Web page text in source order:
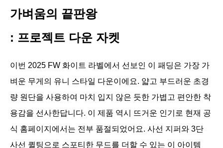
가벼움의 끝판왕
: 프로젝트 다운 자켓
이번 2025 FW 화이트 라벨에서 선보인 이 패딩은 가장 가
벼운 무게의 유니 스타일 다운이에요. 얇고 부드러운 초경
량 원단을 사용하여 마치 입지 않은 듯한 가볍고 편안한 착
용감을 선사한답니다. 이 제품 역시 뜨거운 인기로 현재 공
식 홈페이지에서는 전부 품절되었어요. 사선 지퍼와 3단
사선 퀼팅으로 스포티한 무드를 더할 수 있는 이 아이템